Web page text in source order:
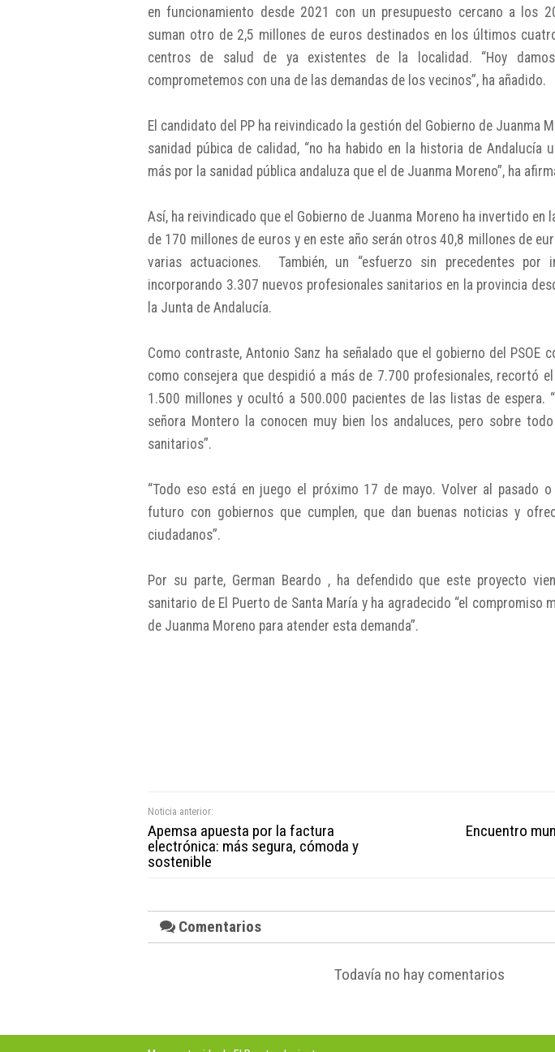
en funcionamiento desde 2021 con un presupuesto cercano a los
suman otro de 2,5 millones de euros destinados en los últimos
centros de salud de ya existentes de la localidad. “Hoy
comprometemos con una de las demandas de los vecinos”, ha añadido.
El candidato del PP ha reivindicado la gestión del Gobierno de Juanma
sanidad púbica de calidad, “no ha habido en la historia de Andalucía
más por la sanidad pública andaluza que el de Juanma Moreno”, ha
Así, ha reivindicado que el Gobierno de Juanma Moreno ha invertido en
de 170 millones de euros y en este año serán otros 40,8 millones de
varias actuaciones. También, un “esfuerzo sin precedentes por
incorporando 3.307 nuevos profesionales sanitarios en la provincia
la Junta de Andalucía.
Como contraste, Antonio Sanz ha señalado que el gobierno del PSOE
como consejera que despidió a más de 7.700 profesionales, recortó
1.500 millones y ocultó a 500.000 pacientes de las listas de espera.
señora Montero la conocen muy bien los andaluces, pero sobre
sanitarios”.
“Todo eso está en juego el próximo 17 de mayo. Volver al pasado o
futuro con gobiernos que cumplen, que dan buenas noticias y
ciudadanos”.
Por su parte, German Beardo , ha defendido que este proyecto
sanitario de El Puerto de Santa María y ha agradecido “el compromiso
de Juanma Moreno para atender esta demanda”.
Noticia anterior:
Apemsa apuesta por la factura
electrónica: más segura, cómoda y
sostenible
Encuentro
Comentarios
Todavía no hay comentarios